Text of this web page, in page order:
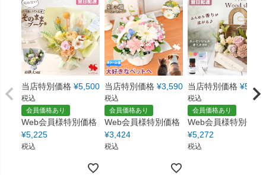
当店特別価格 ¥5,500
税込
会員価格あり
Web会員様特別価格
¥5,225
税込
当店特別価格 ¥3,590
税込
会員価格あり
Web会員様特別価格
¥3,424
税込
当店特別価格 ¥5,550
税込
会員価格あり
Web会員様特別価格
¥5,272
税込